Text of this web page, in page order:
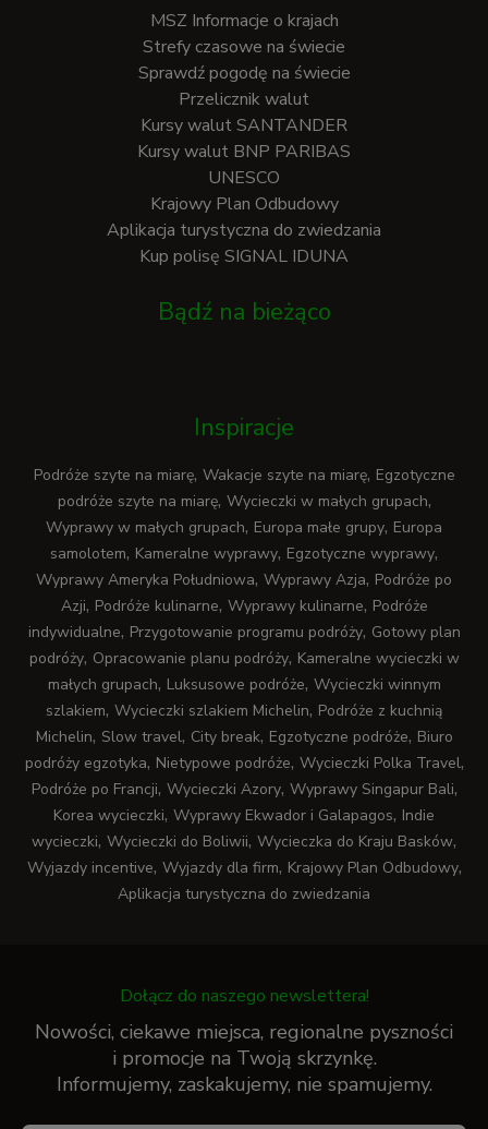
MSZ Informacje o krajach
Strefy czasowe na świecie
Sprawdź pogodę na świecie
Przelicznik walut
Kursy walut SANTANDER
Kursy walut BNP PARIBAS
UNESCO
Krajowy Plan Odbudowy
Aplikacja turystyczna do zwiedzania
Kup polisę SIGNAL IDUNA
Bądź na bieżąco
Inspiracje
Podróże szyte na miarę, Wakacje szyte na miarę, Egzotyczne
podróże szyte na miarę, Wycieczki w małych grupach,
Wyprawy w małych grupach, Europa małe grupy, Europa
samolotem, Kameralne wyprawy, Egzotyczne wyprawy,
Wyprawy Ameryka Południowa, Wyprawy Azja, Podróże po
Azji, Podróże kulinarne, Wyprawy kulinarne, Podróże
indywidualne, Przygotowanie programu podróży, Gotowy plan
podróży, Opracowanie planu podróży, Kameralne wycieczki w
małych grupach, Luksusowe podróże, Wycieczki winnym
szlakiem, Wycieczki szlakiem Michelin, Podróże z kuchnią
Michelin, Slow travel, City break, Egzotyczne podróże, Biuro
podróży egzotyka, Nietypowe podróże, Wycieczki Polka Travel,
Podróże po Francji, Wycieczki Azory, Wyprawy Singapur Bali,
Korea wycieczki, Wyprawy Ekwador i Galapagos, Indie
wycieczki, Wycieczki do Boliwii, Wycieczka do Kraju Basków,
Wyjazdy incentive, Wyjazdy dla firm, Krajowy Plan Odbudowy,
Aplikacja turystyczna do zwiedzania
Dołącz do naszego newslettera!
Nowości, ciekawe miejsca, regionalne pyszności
i promocje na Twoją skrzynkę.
Informujemy, zaskakujemy, nie spamujemy.